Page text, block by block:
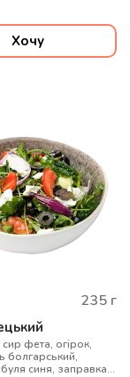
Хочу
235 г
сир фета, огірок,
болгарський,
синя, заправка